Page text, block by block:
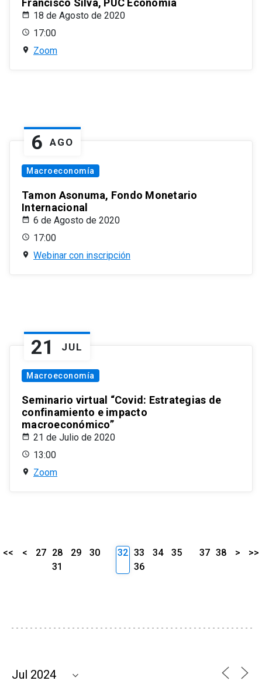
Francisco Silva, PUC Economía
18 de Agosto de 2020
17:00
Zoom
6 AGO
Macroeconomía
Tamon Asonuma, Fondo Monetario
Internacional
6 de Agosto de 2020
17:00
Webinar con inscripción
21 JUL
Macroeconomía
Seminario virtual “Covid: Estrategias de
confinamiento e impacto
macroeconómico”
21 de Julio de 2020
13:00
Zoom
<< < 27 28 29
30
31
32 33 34
35
36
37 38 > >>